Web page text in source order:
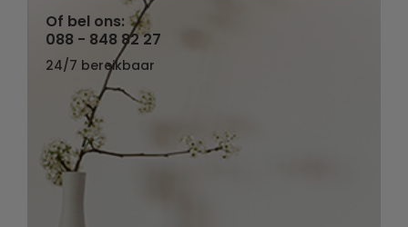
Of bel ons:
088 - 848 82 27
24/7 bereikbaar